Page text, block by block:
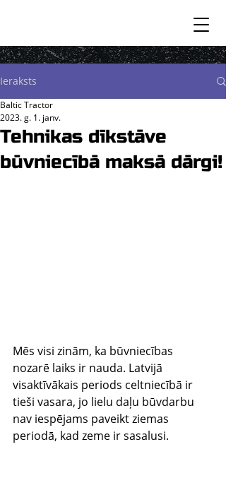
Ieraksts
Tehnikas dīkstāve
būvniecībā maksā dārgi!
Baltic Tractor
2023. g. 1. janv.
Mēs visi zinām, ka būvniecības
nozarē laiks ir nauda. Latvijā
visaktīvākais periods celtniecībā ir
tieši vasara, jo lielu daļu būvdarbu
nav iespējams paveikt ziemas
periodā, kad zeme ir sasalusi.